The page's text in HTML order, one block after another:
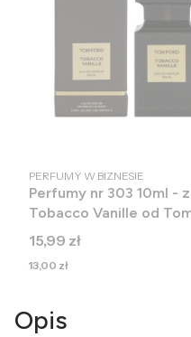
PRODUCENT
PERFUMY W BIZNESIE
Perfumy nr 303 10ml -
Tobacco Vanille od
Cena
15,99 zł
Cena
13,00 zł
Opis